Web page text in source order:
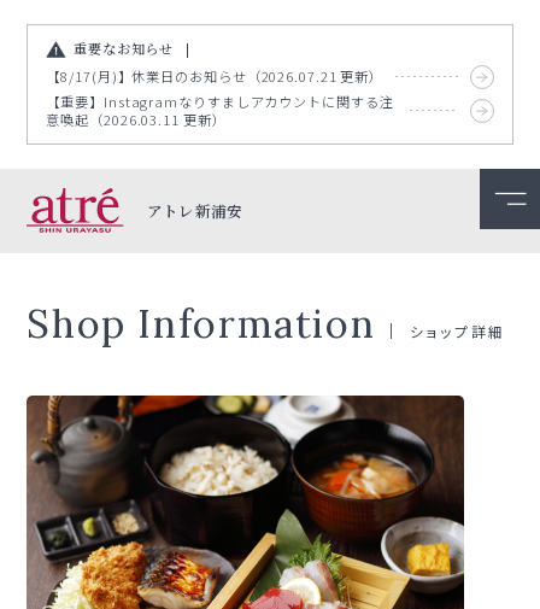
重要なお知らせ
【8/17(月)】休業日のお知らせ（2026.07.21 更新）
【重要】Instagramなりすましアカウントに関する注
意喚起（2026.03.11 更新）
アトレ新浦安
Shop Information ショップ詳細